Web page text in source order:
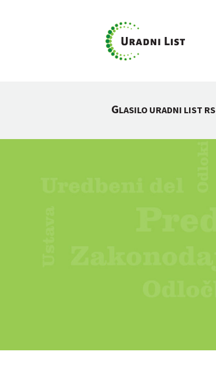
GLASILO URADNI LIST RS